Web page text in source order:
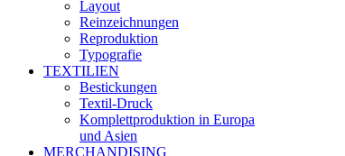
Layout
Reinzeichnungen
Reproduktion
Typografie
TEXTILIEN
Bestickungen
Textil-Druck
Komplettproduktion in Europa
und Asien
MERCHANDISING